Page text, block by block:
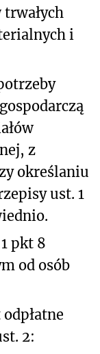
i
z
określaniu
ust. 1
pkt 8
od osób
2: